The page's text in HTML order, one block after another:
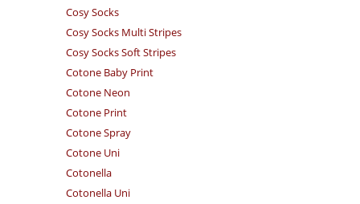
Cosy Socks
Cosy Socks Multi Stripes
Cosy Socks Soft Stripes
Cotone Baby Print
Cotone Neon
Cotone Print
Cotone Spray
Cotone Uni
Cotonella
Cotonella Uni